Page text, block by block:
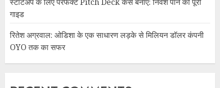
गाइड
रितेश अग्रवाल: ओडिशा के एक साधारण लड़के से मिलियन डॉलर कंपनी
OYO तक का सफर